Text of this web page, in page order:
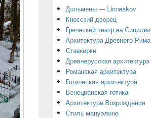
Дольмены — Linneskov
Кносский дворец
Греческий театр на Сицилии
Архитектура Древнего Рима
Ставкирки
Древнерусская архитектура
Романская архитектура
Готическая архитектура.
Венецианская готика
Архитектура Возрождения
Стиль мануэлино